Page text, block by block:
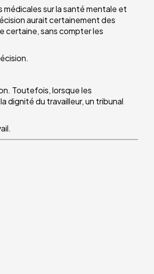
sur la santé mentale et
aurait certainement des
certaine, sans compter les
Toutefois, lorsque les
dignité du travailleur, un tribunal